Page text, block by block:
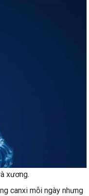
xương.
canxi mỗi ngày nhưng